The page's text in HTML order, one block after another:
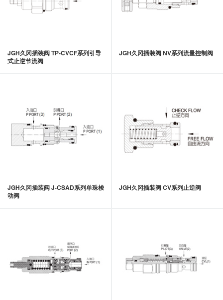
JGH久冈插装阀 TP-CVCF系列引导
式止逆节流阀
JGH久冈插装阀 NV系列流量控制阀
JGH久冈插装阀 J-CSAD系列单珠梭
动阀
JGH久冈插装阀 CV系列止逆阀